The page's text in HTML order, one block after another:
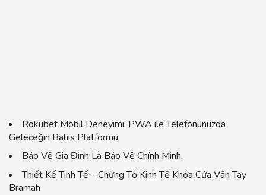
Rokubet Mobil Deneyimi: PWA ile Telefonunuzda
Geleceğin Bahis Platformu
Bảo Vệ Gia Đình Là Bảo Vệ Chính Mình.
Thiết Kế Tinh Tế – Chứng Tỏ Kinh Tế Khóa Cửa Vân Tay
Bramah